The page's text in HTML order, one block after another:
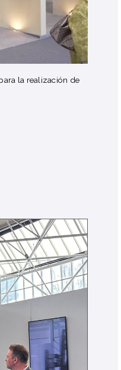
la realización de